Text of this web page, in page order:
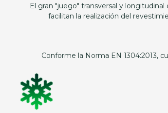
El gran "juego" transversal y longitudinal
facilitan la realización del
Conforme la Norma EN 1304:2013,